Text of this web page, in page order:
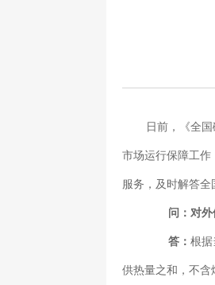
日前，《全
市场运行保障工作
服务，及时解答
问：对
答：根
供热量之和，不